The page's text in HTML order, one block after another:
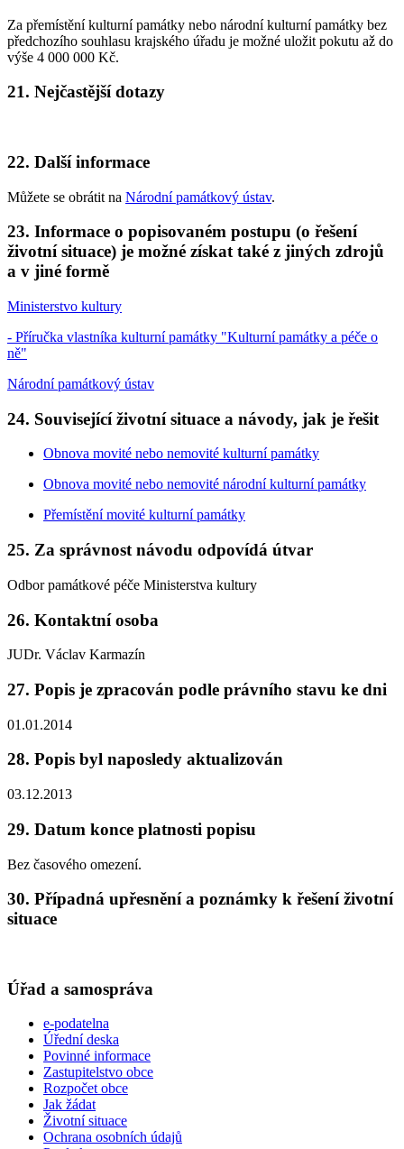
Za přemístění kulturní památky nebo národní kulturní památky bez
předchozího souhlasu krajského úřadu je možné uložit pokutu až do
výše 4 000 000 Kč.
21. Nejčastější dotazy
22. Další informace
Můžete se obrátit na Národní památkový ústav.
23. Informace o popisovaném postupu (o řešení
životní situace) je možné získat také z jiných zdrojů
a v jiné formě
Ministerstvo kultury
- Příručka vlastníka kulturní památky "Kulturní památky a péče o
ně"
Národní památkový ústav
24. Související životní situace a návody, jak je řešit
Obnova movité nebo nemovité kulturní památky
Obnova movité nebo nemovité národní kulturní památky
Přemístění movité kulturní památky
25. Za správnost návodu odpovídá útvar
Odbor památkové péče Ministerstva kultury
26. Kontaktní osoba
JUDr. Václav Karmazín
27. Popis je zpracován podle právního stavu ke dni
01.01.2014
28. Popis byl naposledy aktualizován
03.12.2013
29. Datum konce platnosti popisu
Bez časového omezení.
30. Případná upřesnění a poznámky k řešení životní
situace
Úřad a samospráva
e-podatelna
Úřední deska
Povinné informace
Zastupitelstvo obce
Rozpočet obce
Jak žádat
Životní situace
Ochrana osobních údajů